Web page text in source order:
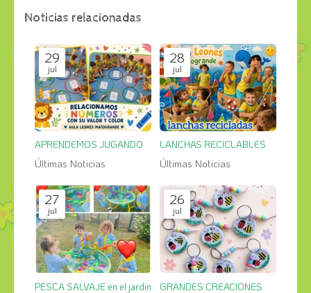
Noticias relacionadas
29
jul
APRENDEMOS JUGANDO
Últimas Noticias
28
jul
LANCHAS RECICLABLES
Últimas Noticias
27
jul
PESCA SALVAJE en el jardin
26
jul
GRANDES CREACIONES